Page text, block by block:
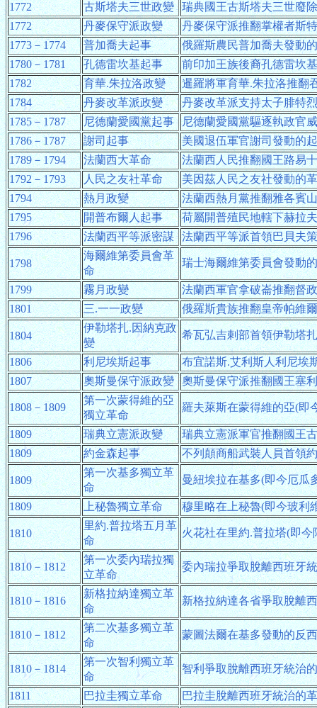
1772
古斯塔夫三世政變
瑞典國王古斯塔夫三世廢
1772
丹麥保守派政變
丹麥保守派推翻掌權者斯
1773－1774
普加喬夫起事
俄羅斯農民普加喬夫發動
1780－1781
孔德雷坎基起事
前印加王族後裔孔德雷坎
1782
育華.朱拉洛政變
暹羅將軍育華.朱拉洛推翻
1784
丹麥改革派政變
丹麥改革派支持太子腓特
1785－1787
尼德蘭愛國黨起事
尼德蘭愛國黨驅逐執政官
1786－1787
謝司起事
美國退伍軍官謝司發動的
1789－1794
法蘭西大革命
法蘭西人民推翻國王路易
1792－1793
人民之友社革命
美因茲人民之友社發動的
1794
熱月政變
法蘭西熱月黨推翻雅各賓
1795
開普布爾人起事
荷屬開普殖民地轄下赫拉
1796
法蘭西平等派密謀 法蘭西平等派首領巴貝夫
1798
海爾維第委員會革
命
瑞士海爾維第委員會發動
1799 霧月政變
法蘭西軍官拿破崙推翻督
1801
三.一一政變 俄羅斯貴族推翻皇帝帕維
1804
伊勒塔扎.因納克政
變
希瓦弘吉剌部首領伊勒塔
1806 利尼埃斯起事
布宜諾斯.艾利斯人利尼埃
1807
奧斯曼保守派政變 奧斯曼保守派推翻國王塞
1808－1809
第一次蒙得維的亞
獨立革命
羅夫萊斯在蒙得維的亞(即
1809 瑞典立憲派政變
瑞典立憲派軍官推翻國王
1809
約金森起事 不列顛商船武裝人員首領
1809
第一次基多獨立革
命
曼紐埃拉在基多(即今厄瓜
1809 上秘魯獨立革命 穆里略在上秘魯(即今玻利
1810
里約.普拉塔五月革
命
火花社在里約.普拉塔(即
1810－1812
第一次委內瑞拉獨
立革命
委內瑞拉爭取脫離西班牙
1810－1816
新格拉納達獨立革
命
新格拉納達各省爭取脫離
1810－1812
第二次基多獨立革
命
蒙圖法爾在基多發動的反
1810－1814
第一次智利獨立革
命
智利爭取脫離西班牙統治
1811 巴拉圭獨立革命 巴拉圭脫離西班牙統治的